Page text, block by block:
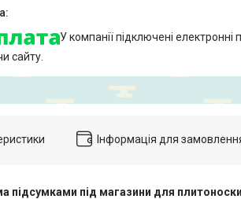
У компанії підключені
сайту.
Інформація для
підсумками під магазини для плитоноски